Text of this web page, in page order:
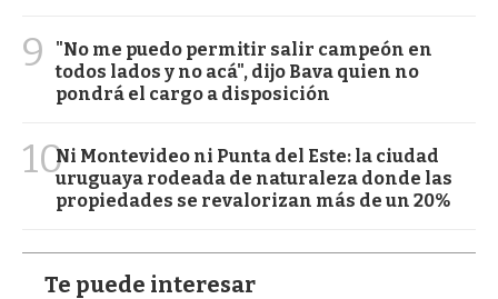
9
"No me puedo permitir salir campeón en
todos lados y no acá", dijo Bava quien no
pondrá el cargo a disposición
10Ni Montevideo ni Punta del Este: la ciudad
uruguaya rodeada de naturaleza donde las
propiedades se revalorizan más de un 20%
Te puede interesar